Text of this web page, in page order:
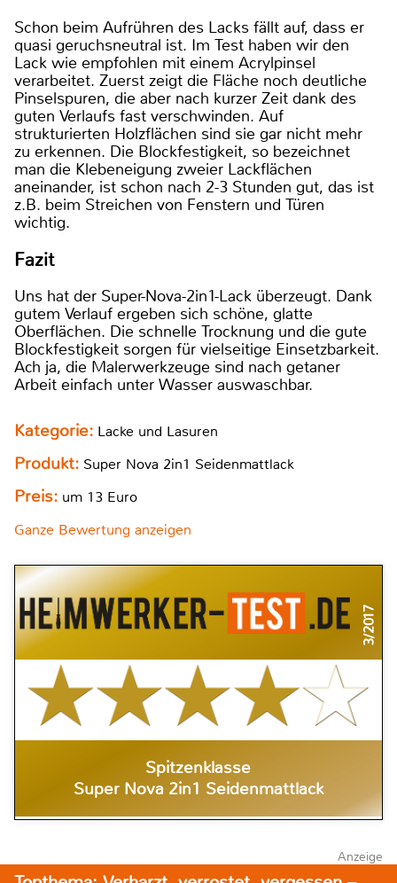
Schon beim Aufrühren des Lacks fällt auf, dass er
quasi geruchsneutral ist. Im Test haben wir den
Lack wie empfohlen mit einem Acrylpinsel
verarbeitet. Zuerst zeigt die Fläche noch deutliche
Pinselspuren, die aber nach kurzer Zeit dank des
guten Verlaufs fast verschwinden. Auf
strukturierten Holzflächen sind sie gar nicht mehr
zu erkennen. Die Blockfestigkeit, so bezeichnet
man die Klebeneigung zweier Lackflächen
aneinander, ist schon nach 2-3 Stunden gut, das ist
z.B. beim Streichen von Fenstern und Türen
wichtig.
Fazit
Uns hat der Super-Nova-2in1-Lack überzeugt. Dank
gutem Verlauf ergeben sich schöne, glatte
Oberflächen. Die schnelle Trocknung und die gute
Blockfestigkeit sorgen für vielseitige Einsetzbarkeit.
Ach ja, die Malerwerkzeuge sind nach getaner
Arbeit einfach unter Wasser auswaschbar.
Kategorie: Lacke und Lasuren
Produkt: Super Nova 2in1 Seidenmattlack
Preis: um 13 Euro
Ganze Bewertung anzeigen
3/2017
Spitzenklasse
Super Nova 2in1 Seidenmattlack
Anzeige